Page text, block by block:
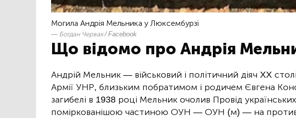
Могила Андрія Мельника у Люксембурзі
Богдан Червак / Facebook
Що відомо про Андрія
Андрій Мельник — військовий і політичний діяч XX
Армії УНР, близьким побратимом і родичем Євгена
загибелі в 1938 році Мельник очолив Провід українських
поміркованішою частиною ОУН — ОУН (м) — на